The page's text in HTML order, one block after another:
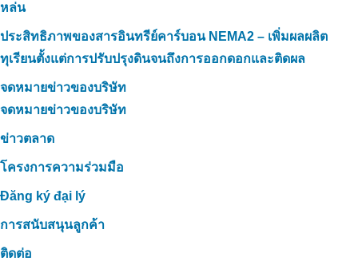
หล่น
ประสิทธิภาพของสารอินทรีย์คาร์บอน NEMA2 – เพิ่มผลผลิต
ทุเรียนตั้งแต่การปรับปรุงดินจนถึงการออกดอกและติดผล
จดหมายข่าวของบริษัท
จดหมายข่าวของบริษัท
ข่าวตลาด
โครงการความร่วมมือ
Đăng ký đại lý
การสนับสนุนลูกค้า
ติดต่อ